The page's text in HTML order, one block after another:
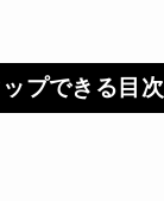
ップできる目次